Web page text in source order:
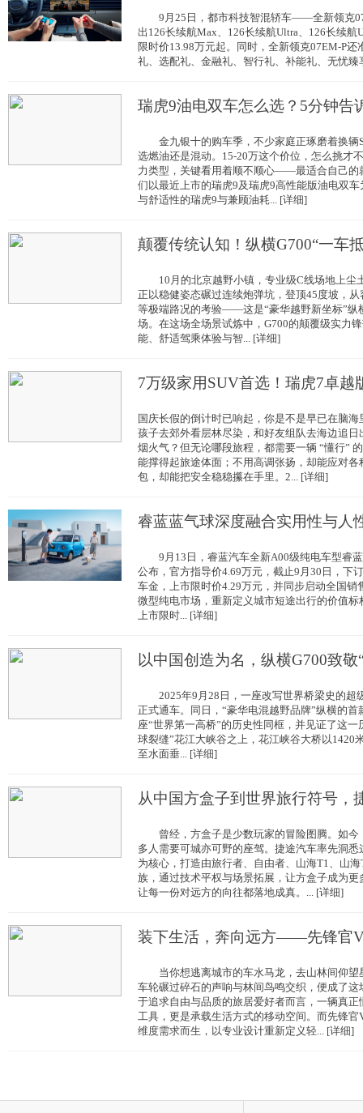
9月25日，都市科技智混轿车——全新领克
出126长续航Max、126长续航Ultra、126长续航
限时价13.98万元起。同时，全新领克07EM-P
礼、选配礼、金融礼、智行礼、补能礼、无忧臻
瑞虎9油电双车怎么选？5分钟告
金九银十的购车季，不少家庭正琢磨着换辆
选燃油还是混动。15-20万这个价位，怎么挑才
力类型，关键看用着顺不顺心——最适合自己的
们以最近上市的瑞虎9及瑞虎9高性能版油电双
与舒适性的瑞虎9与兼顾油耗... [详细]
颠覆传统认知！纵横G700“一车
10月的北京越野小镇，专业级C线场地上尘
正以稳健姿态碾过连续炮弹坑，登顶45度坡，
等极端路况的考验——这是“豪华越野新坐标”纵
场。在这场全场景试炼中，G700的颠覆级实力
能、舒适驾乘体验与智... [详细]
7万级家用SUV首选！瑞虎7卓越
国庆长假的倒计时已响起，你是不是早已在脑
孩子去郊外看层林尽染，和好友组队去海边追
烟火气？但无论哪段旅程，都需要一辆 “懂行”
能撑得起旅途体面；不用高调张扬，却能应对
包，却能把安全稳稳攥在手里。2... [详细]
睿蓝蓝气球深度融合实用性与人
9月13日，睿蓝汽车全新A00级纯电车型睿蓝
公布，官方指导价4.69万元，截止9月30日，下
车金，上市限时价4.29万元，并同步启动全国销
微型纯电市场，重新定义城市短途出行的价
上市限时... [详细]
以中国创造为名，纵横G700致敬
2025年9月28日，一座改写世界桥梁史的超
正式通车。同日，“豪华电混越野品牌”纵横的首
座“世界第一高桥”的历史性同框，并见证了
球裂缝”花江大峡谷之上，花江峡谷大桥以1420
至水面垂... [详细]
从中国方盒子到世界旅行符号，
曾经，方盒子是少数玩家的冒险图腾。如今
多人需要可城亦可野的座驾。捷途汽车率先洞
为核心，打造由旅行者、自由者、山海T1、山
族，通过技术平权与场景拓展，让方盒子成为
让每一份对远方的向往都落地成真。... [详细]
装下生活，奔向远方——先锋官
当你想逃离城市的车水马龙，去山林间仰望
车轮碾过碎石的声响与林间鸟鸣交织，便成了
于追求自由与品质的旅居爱好者而言，一辆真
工具，更是承载生活方式的移动空间。而先锋
维度需求而生，以专业设计重新定义轻... [详细]